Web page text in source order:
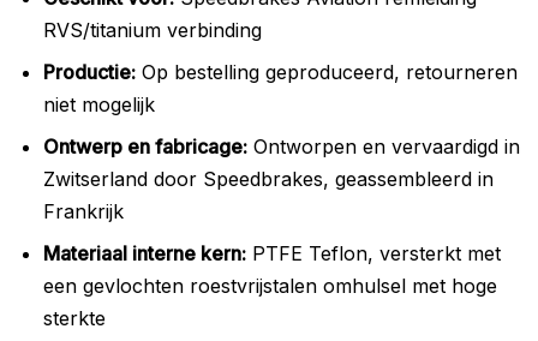
RVS/titanium verbinding
Productie:Op bestelling geproduceerd, retourneren
niet mogelijk
Ontwerp en fabricage:Ontworpen en vervaardigd in
Zwitserland door Speedbrakes, geassembleerd in
Frankrijk
Materiaal interne kern:PTFE Teflon, versterkt met
een gevlochten roestvrijstalen omhulsel met hoge
sterkte